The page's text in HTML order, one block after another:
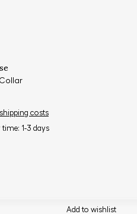
costs
time: 1-3 days
Add to wishlist